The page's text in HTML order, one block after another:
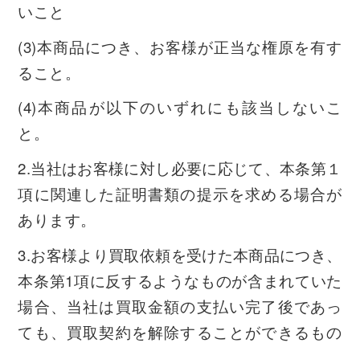
いこと
(3)本商品につき、お客様が正当な権原を有す
ること。
(4)本商品が以下のいずれにも該当しないこ
と。
2.当社はお客様に対し必要に応じて、本条第１
項に関連した証明書類の提示を求める場合が
あります。
3.お客様より買取依頼を受けた本商品につき、
本条第1項に反するようなものが含まれていた
場合、当社は買取金額の支払い完了後であっ
ても、買取契約を解除することができるもの